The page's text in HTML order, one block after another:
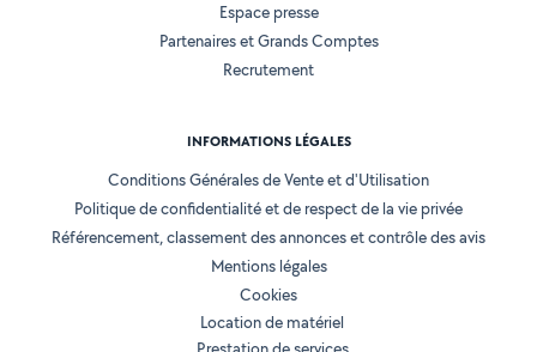
Espace presse
Partenaires et Grands Comptes
Recrutement
INFORMATIONS LÉGALES
Conditions Générales de Vente et d'Utilisation
Politique de confidentialité et de respect de la vie privée
Référencement, classement des annonces et contrôle des avis
Mentions légales
Cookies
Location de matériel